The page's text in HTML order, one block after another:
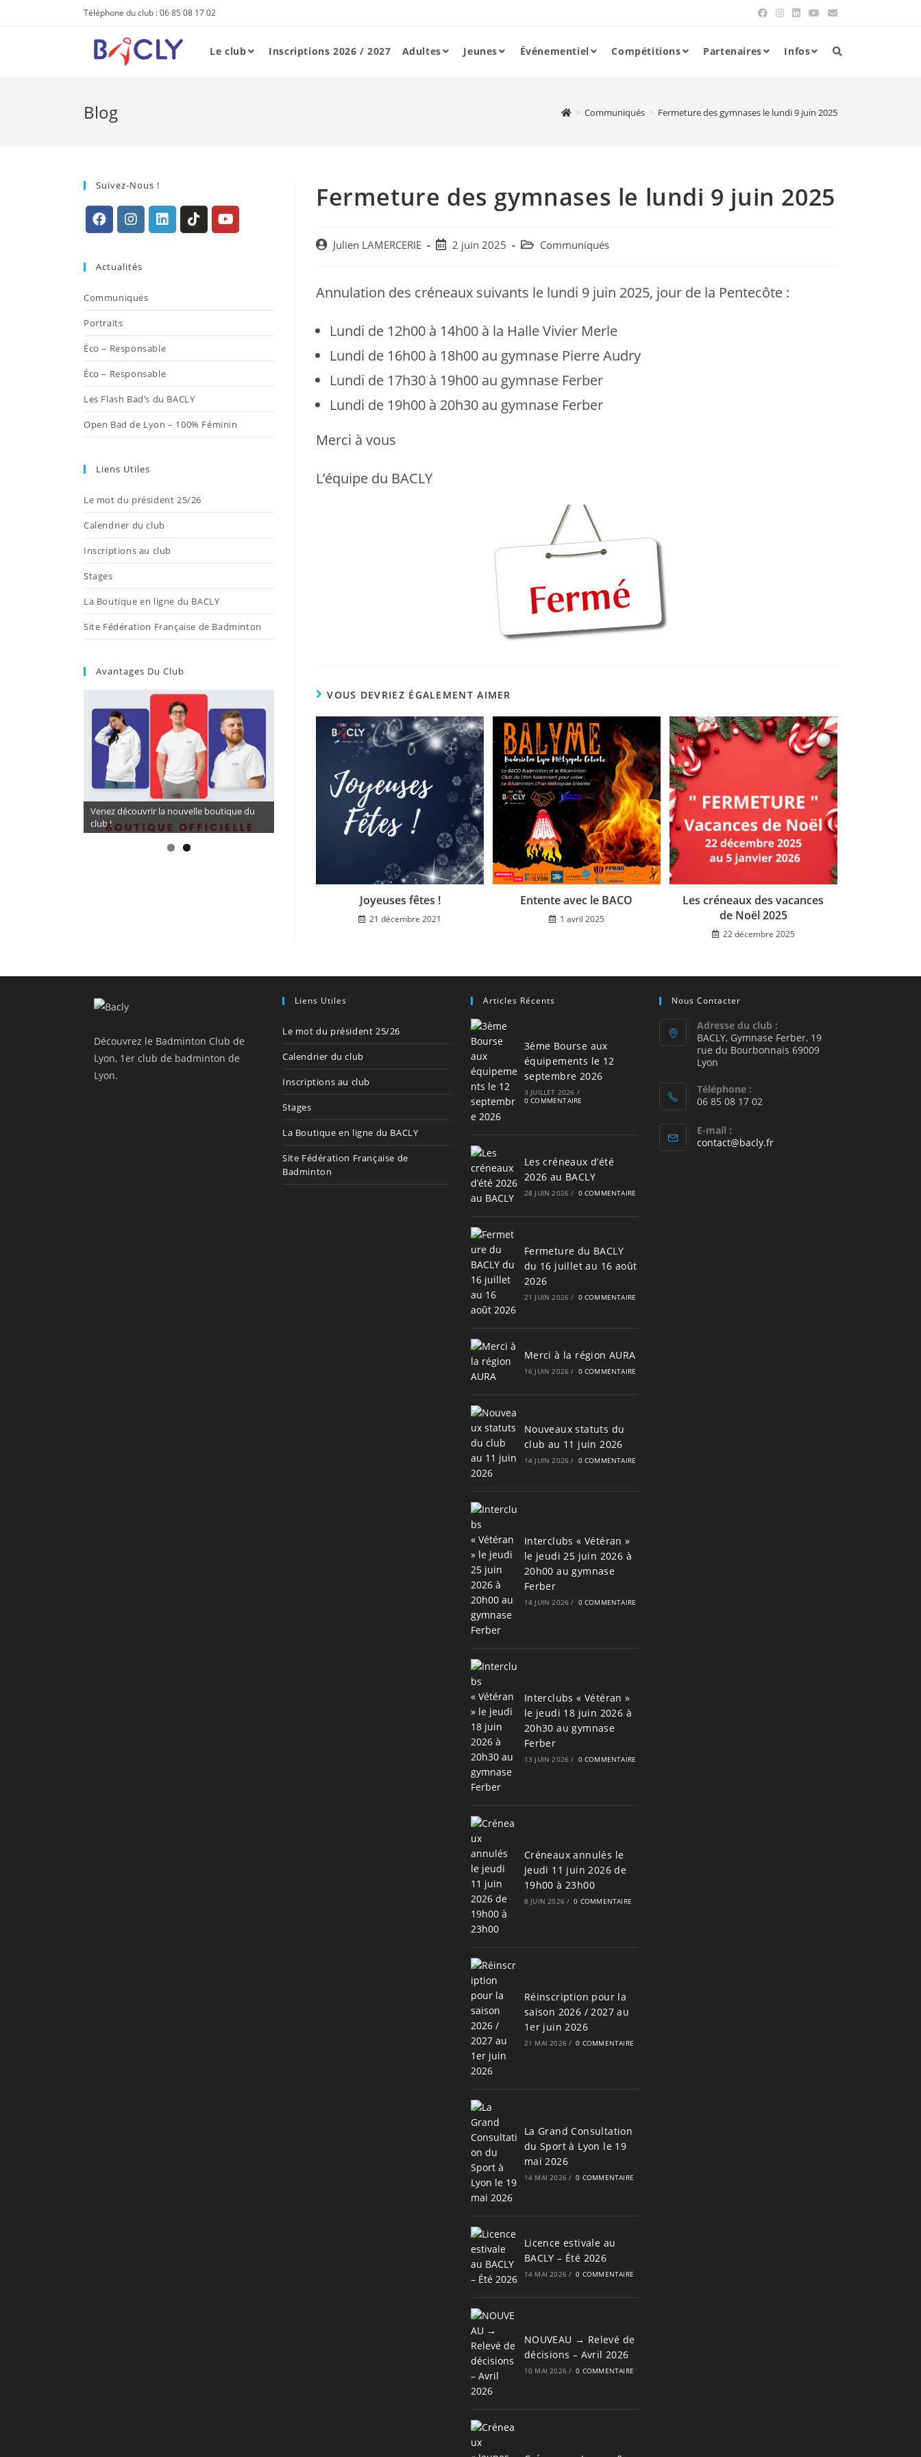
Téléphone du club : 06 85 08 17 02
Le club Inscriptions 2026 / 2027 Adultes Jeunes Événementiel Compétitions Partenaires Infos
Blog > Communiqués > Fermeture des gymnases le lundi 9 juin 2025
Fermeture des gymnases le lundi 9 juin 2025
PostJulien LAMERCERIE
Post2 juin 2025
Post Communiqués
Annulation des créneaux suivants le lundi 9 juin 2025, jour de la Pentecôte :
Lundi de 12h00 à 14h00 à la Halle Vivier Merle
Lundi de 16h00 à 18h00 au gymnase Pierre Audry
Lundi de 17h30 à 19h00 au gymnase Ferber
Lundi de 19h00 à 20h30 au gymnase Ferber
Merci à vous
L’équipe du BACLY
VOUS DEVRIEZ ÉGALEMENT AIMER
Joyeuses fêtes !
21 décembre 2021
Entente avec le BACO
1 avril 2025
Les créneaux des vacances
de Noël 2025
22 décembre 2025
Suivez-Nous !
un
nouvel
nouvel
Actualités
Communiqués
Portraits
Éco – Responsable
Éco – Responsable
Les Flash Bad’s du BACLY
Open Bad de Lyon – 100% Féminin
Liens Utiles
Le mot du président 25/26
Calendrier du club
Inscriptions au club
Stages
La Boutique en ligne du BACLY
Site Fédération Française de Badminton
Avantages Du Club
CORDAGES A TARIF PRÉFÉRENTIEL 16,5€ (
BG 65) avec LARDE SPORTS
Venez découvrir la nouvelle boutique du
club !
Découvrez le Badminton Club de
Lyon, 1er club de badminton de
Lyon.
Liens Utiles
Le mot du président 25/26
Calendrier du club
Inscriptions au club
Stages
La Boutique en ligne du BACLY
Site Fédération Française de
Badminton
Articles Récents
3ème Bourse aux
équipements le 12
septembre 2026
3 JUILLET 2026 /
0 COMMENTAIRE
Les créneaux d’été
2026 au BACLY
28 JUIN 2026 / 0 COMMENTAIRE
Fermeture du BACLY
du 16 juillet au 16 août
2026
21 JUIN 2026 / 0 COMMENTAIRE
Merci à la région AURA
16 JUIN 2026 / 0 COMMENTAIRE
Nouveaux statuts du
club au 11 juin 2026
14 JUIN 2026 / 0 COMMENTAIRE
Interclubs « Vétéran »
le jeudi 25 juin 2026 à
20h00 au gymnase
Ferber
14 JUIN 2026 / 0 COMMENTAIRE
Interclubs « Vétéran »
le jeudi 18 juin 2026 à
20h30 au gymnase
Ferber
13 JUIN 2026 / 0 COMMENTAIRE
Créneaux annulés le
jeudi 11 juin 2026 de
19h00 à 23h00
8 JUIN 2026 / 0 COMMENTAIRE
Réinscription pour la
saison 2026 / 2027 au
1er juin 2026
21 MAI 2026 / 0 COMMENTAIRE
La Grand Consultation
du Sport à Lyon le 19
mai 2026
14 MAI 2026 / 0 COMMENTAIRE
Licence estivale au
BACLY – Été 2026
14 MAI 2026 / 0 COMMENTAIRE
NOUVEAU → Relevé de
décisions – Avril 2026
10 MAI 2026 / 0 COMMENTAIRE
Nous Contacter
Adresse du club :
BACLY, Gymnase Ferber, 19
rue du Bourbonnais 69009
Lyon
Téléphone :
06 85 08 17 02
E-mail :
contact@bacly.frS’ouvre